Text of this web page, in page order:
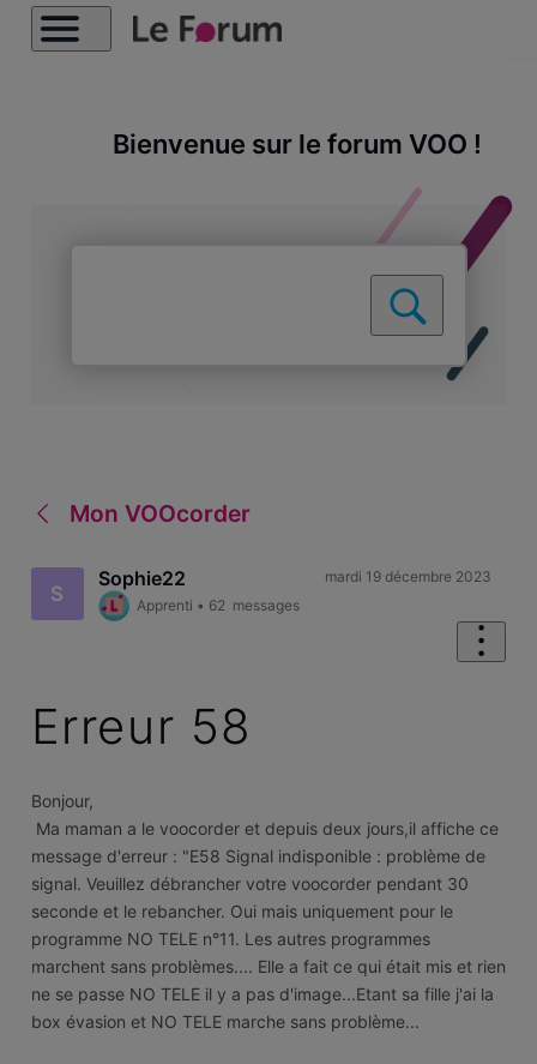
Bienvenue sur le forum VOO !
Mon VOOcorder
S
Sophie22
Apprenti • 62 messages
mardi 19 décembre 2023
Erreur 58
Bonjour,
Ma maman a le voocorder et depuis deux jours,il affiche ce
message d'erreur : "E58 Signal indisponible : problème de
signal. Veuillez débrancher votre voocorder pendant 30
seconde et le rebancher. Oui mais uniquement pour le
programme NO TELE n°11. Les autres programmes
marchent sans problèmes.... Elle a fait ce qui était mis et rien
ne se passe NO TELE il y a pas d'image...Etant sa fille j'ai la
box évasion et NO TELE marche sans problème...